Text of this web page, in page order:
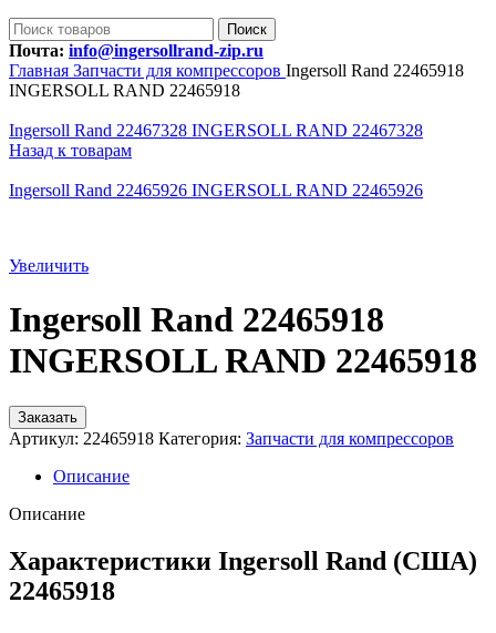
Поиск
Почта: info@ingersollrand-zip.ru
Главная Запчасти для компрессоров Ingersoll Rand 22465918
INGERSOLL RAND 22465918
Ingersoll Rand 22467328 INGERSOLL RAND 22467328
Назад к товарам
Ingersoll Rand 22465926 INGERSOLL RAND 22465926
Увеличить
Ingersoll Rand 22465918
INGERSOLL RAND 22465918
Заказать
Артикул: 22465918 Категория: Запчасти для компрессоров
Описание
Описание
Характеристики Ingersoll Rand (США)
22465918